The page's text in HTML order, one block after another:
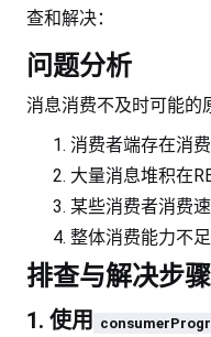
查和解决：
问题分析
消息消费不及时可能的
消费者端存在消费
大量消息堆积在
某些消费者消费
整体消费能力不足
排查与解决步骤
1. 使用